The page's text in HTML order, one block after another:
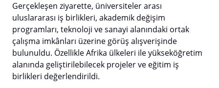
Gerçekleşen ziyarette, üniversiteler arası
uluslararası iş birlikleri, akademik değişim
programları, teknoloji ve sanayi alanındaki ortak
çalışma imkânları üzerine görüş alışverişinde
bulunuldu. Özellikle Afrika ülkeleri ile yükseköğretim
alanında geliştirilebilecek projeler ve eğitim iş
birlikleri değerlendirildi.